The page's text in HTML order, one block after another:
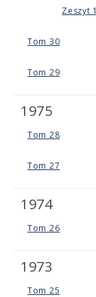
Zeszyt 1
Tom 30
Tom 29
1975
Tom 28
Tom 27
1974
Tom 26
1973
Tom 25